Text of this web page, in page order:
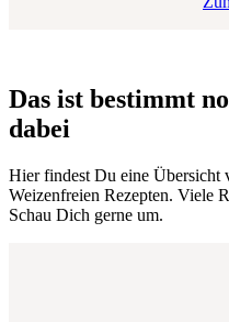
Das ist bestimmt
dabei
Hier findest Du eine Übersicht
Weizenfreien Rezepten. Viele
Schau Dich gerne um.